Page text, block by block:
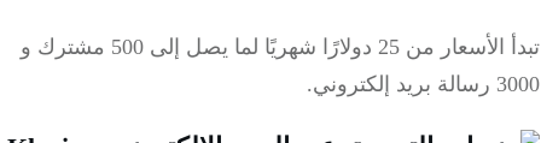
تبدأ الأسعار من 25 دولارًا شهريًا لما يصل إلى 500 مشترك و